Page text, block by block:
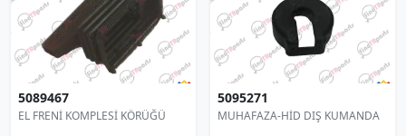
5089467
EL FRENİ KOMPLESİ KÖRÜĞÜ
5095271
MUHAFAZA-HİD DIŞ KUMANDA